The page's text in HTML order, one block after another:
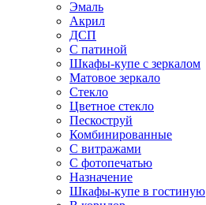
Эмаль
Акрил
ДСП
С патиной
Шкафы-купе с зеркалом
Матовое зеркало
Стекло
Цветное стекло
Пескоструй
Комбинированные
С витражами
С фотопечатью
Назначение
Шкафы-купе в гостиную